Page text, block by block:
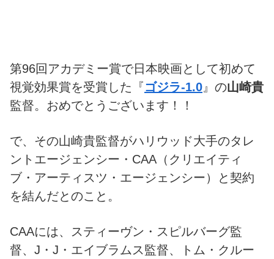
第96回アカデミー賞で日本映画として初めて
視覚効果賞を受賞した『ゴジラ-1.0 』の山崎貴
監督。おめでとうございます！！
で、その山崎貴監督がハリウッド大手のタレ
ントエージェンシー・CAA（クリエイティ
ブ・アーティスツ・エージェンシー）と契約
を結んだとのこと。
CAAには、スティーヴン・スピルバーグ監
督、J・J・エイブラムス監督、トム・クルー